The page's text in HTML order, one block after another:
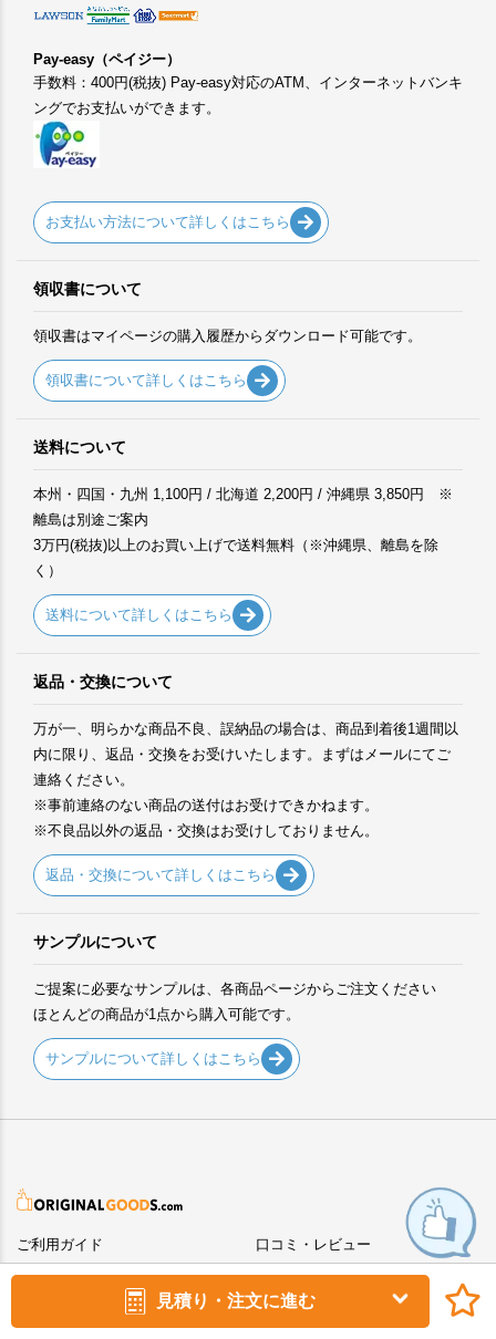
見積り・注文に進む
Pay-easy（ペイジー）
手数料：400円(税抜) Pay-easy対応のATM、インターネットバンキ
ングでお支払いができます。
お支払い方法について詳しくはこちら
領収書について
領収書はマイページの購入履歴からダウンロード可能です。
領収書について詳しくはこちら
送料について
本州・四国・九州 1,100円 / 北海道 2,200円 / 沖縄県 3,850円 ※
離島は別途ご案内
3万円(税抜)以上のお買い上げで送料無料（※沖縄県、離島を除
く）
送料について詳しくはこちら
返品・交換について
万が一、明らかな商品不良、誤納品の場合は、商品到着後1週間以
内に限り、返品・交換をお受けいたします。まずはメールにてご
連絡ください。
※事前連絡のない商品の送付はお受けできかねます。
※不良品以外の返品・交換はお受けしておりません。
返品・交換について詳しくはこちら
サンプルについて
ご提案に必要なサンプルは、各商品ページからご注文ください
ほとんどの商品が1点から購入可能です。
サンプルについて詳しくはこちら
ご利用ガイド
ご注文方法について
デザイン入稿について
口コミ・レビュー
景品表示法について
サイトマップ